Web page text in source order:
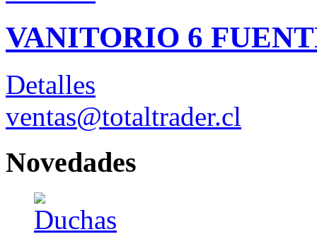
VANITORIO 6
Detalles
ventas@totaltrader.cl
Novedades